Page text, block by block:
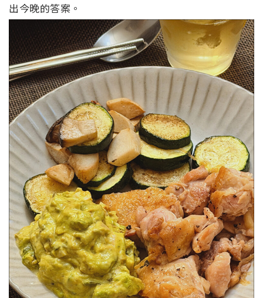
出今晚的答案。